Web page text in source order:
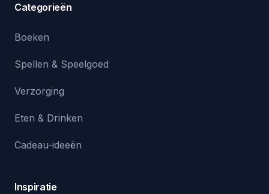
Categorieën
Boeken
Spellen & Speelgoed
Verzorging
Eten & Drinken
Cadeau-ideeën
Inspiratie